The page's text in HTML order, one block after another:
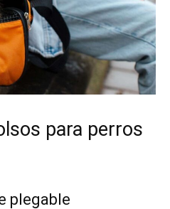
Fotos
de
Cachorros
para perros
plegable